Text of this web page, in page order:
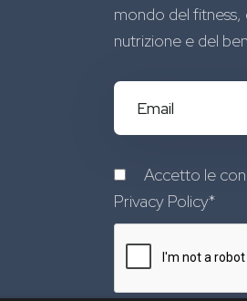
mondo del fitness,
nutrizione e del
Accetto le
Privacy Policy*